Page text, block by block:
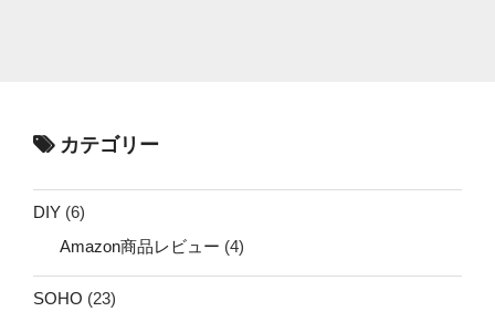
カテゴリー
DIY (6)
Amazon商品レビュー (4)
SOHO (23)